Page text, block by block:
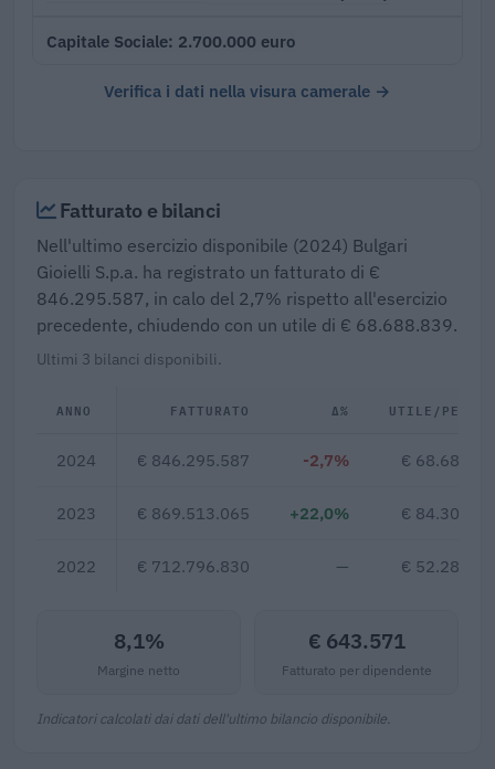
Capitale Sociale 2.700.000 euro
Verifica i dati nella visura camerale →
Fatturato e bilanci
Nell'ultimo esercizio disponibile (2024) Bulgari
Gioielli S.p.a. ha registrato un fatturato di €
846.295.587, in calo del 2,7% rispetto all'esercizio
precedente, chiudendo con un utile di € 68.688.839.
Ultimi 3 bilanci disponibili.
ANNO FATTURATO Δ% UTILE/
2024 € 846.295.587 -2,7% €
2023 € 869.513.065 +22,0% €
2022 € 712.796.830 — €
8,1%
Margine netto
€ 643.571
Fatturato per dipendente
Indicatori calcolati dai dati dell'ultimo bilancio disponibile.